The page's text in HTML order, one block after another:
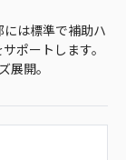
は標準で補助ハ
ポートします。
展開。